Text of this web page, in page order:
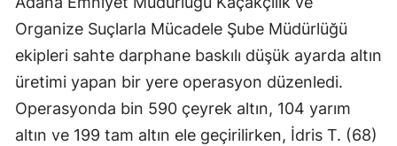
Organize Suçlarla Mücadele Şube Müdürlüğü
ekipleri sahte darphane baskılı düşük ayarda altın
üretimi yapan bir yere operasyon düzenledi.
Operasyonda bin 590 çeyrek altın, 104 yarım
altın ve 199 tam altın ele geçirilirken, İdris T. (68)